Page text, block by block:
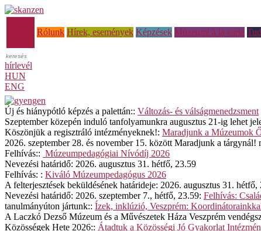
Rólunk Hírek, események Képzések Múzeumi à la carte
hírlevél
HUN
ENG
Új és hiánypótló képzés a palettán:: Változás- és válságmenedzsment
Szeptember közepén induló tanfolyamunkra augusztus 21-ig lehet
Köszönjük a regisztráló intézményeknek!: Maradjunk a Múzeumok
2026. szeptember 28. és november 15. között Maradjunk a
Felhívás:: Múzeumpedagógiai Nívódíj 2026
Nevezési határidő: 2026. augusztus 31. hétfő, 23.59
Felhívás: : Kiváló Múzeumpedagógus 2026
A felterjesztések beküldésének határideje: 2026. augusztus 31. hétfő,
Nevezési határidő: 2026. szeptember 7., hétfő, 23.59: Felhívás:
tanulmányúton jártunk:: Ízek, inklúzió, Veszprém:
A Laczkó Dezső Múzeum és a Művészetek Háza Veszprém
Közösségek Hete 2026:: Átadtuk a Közösségi Jó Gyakorlat